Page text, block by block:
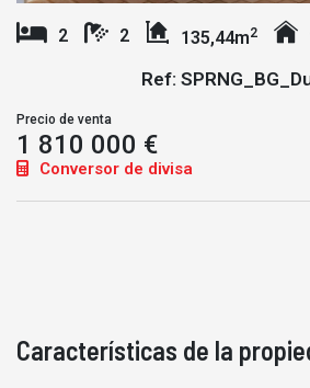
2 2 135,44m2
Ref:
Precio de venta
1 810 000 €
Conversor de divisa
Características de la